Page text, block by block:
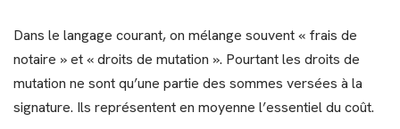
Dans le langage courant, on mélange souvent « frais de
notaire » et « droits de mutation ». Pourtant les droits de
mutation ne sont qu’une partie des sommes versées à la
signature. Ils représentent en moyenne l’essentiel du coût.